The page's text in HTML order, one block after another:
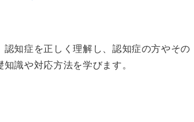
認知症を正しく理解し、認知症の方やその
識や対応方法を学びます。